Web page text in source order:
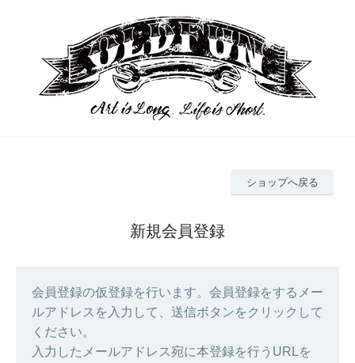
ショップへ戻る
新規会員登録
会員登録の仮登録を行います。会員登録をするメー
ルアドレスを入力して、送信ボタンをクリックして
ください。
入力したメールアドレス宛に本登録を行うURLを